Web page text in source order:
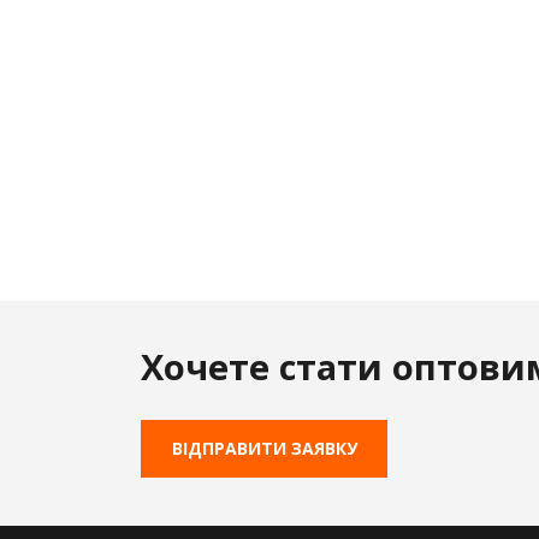
Хочете стати
ВІДПРАВИТИ ЗАЯВКУ